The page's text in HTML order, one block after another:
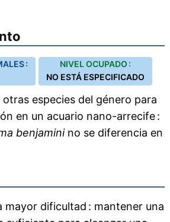
:
NIVEL OCUPADO :
NO ESTÁ ESPECIFICADO
especies del género para
en un acuario nano-arrecife :
benjaminino se diferencia en
mayor dificultad : mantener una